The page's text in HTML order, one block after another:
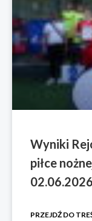
Wyniki
piłce
PRZEJDŹ DO